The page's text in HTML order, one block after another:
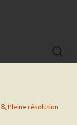
Pleine résolution